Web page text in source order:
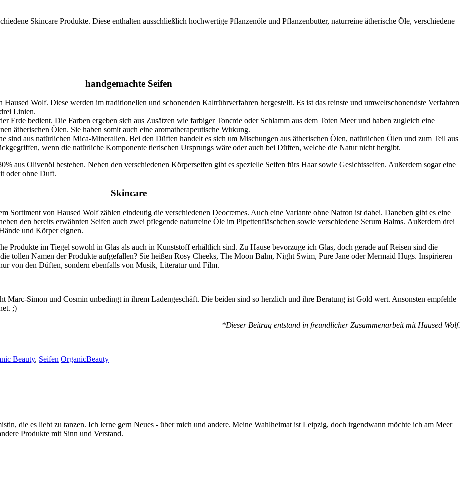
Skincare Produkte. Diese enthalten ausschließlich hochwertige Pflanzenöle und Pflanzenbutter, naturreine ätherische Öle, verschiedene
handgemachte Seifen
Wolf. Diese werden im traditionellen und schonenden Kaltrührverfahren hergestellt. Es ist das reinste und umweltschonendste Verfahren
Linien.
Erde bedient. Die Farben ergeben sich aus Zusätzen wie farbiger Tonerde oder Schlamm aus dem Toten Meer und haben zugleich eine
ätherischen Ölen. Sie haben somit auch eine aromatherapeutische Wirkung.
aus natürlichen Mica-Mineralien. Bei den Düften handelt es sich um Mischungen aus ätherischen Ölen, natürlichen Ölen und zum Teil aus
wenn die natürliche Komponente tierischen Ursprungs wäre oder auch bei Düften, welche die Natur nicht hergibt.
aus Olivenöl bestehen. Neben den verschiedenen Körperseifen gibt es spezielle Seifen fürs Haar sowie Gesichtsseifen. Außerdem sogar eine
oder ohne Duft.
Skincare
Sortiment von Haused Wolf zählen eindeutig die verschiedenen Deocremes. Auch eine Variante ohne Natron ist dabei. Daneben gibt es eine
den bereits erwähnten Seifen auch zwei pflegende naturreine Öle im Pipettenfläschchen sowie verschiedene Serum Balms. Außerdem drei
und Körper eignen.
Produkte im Tiegel sowohl in Glas als auch in Kunststoff erhältlich sind. Zu Hause bevorzuge ich Glas, doch gerade auf Reisen sind die
tollen Namen der Produkte aufgefallen? Sie heißen Rosy Cheeks, The Moon Balm, Night Swim, Pure Jane oder Mermaid Hugs. Inspirieren
von den Düften, sondern ebenfalls von Musik, Literatur und Film.
Marc-Simon und Cosmin unbedingt in ihrem Ladengeschäft. Die beiden sind so herzlich und ihre Beratung ist Gold wert. Ansonsten empfehle
;)
*Dieser Beitrag entstand in freundlicher Zusammenarbeit mit Haused Wolf.
Beauty, Seifen OrganicBeauty
die es liebt zu tanzen. Ich lerne gern Neues - über mich und andere. Meine Wahlheimat ist Leipzig, doch irgendwann möchte ich am Meer
Produkte mit Sinn und Verstand.